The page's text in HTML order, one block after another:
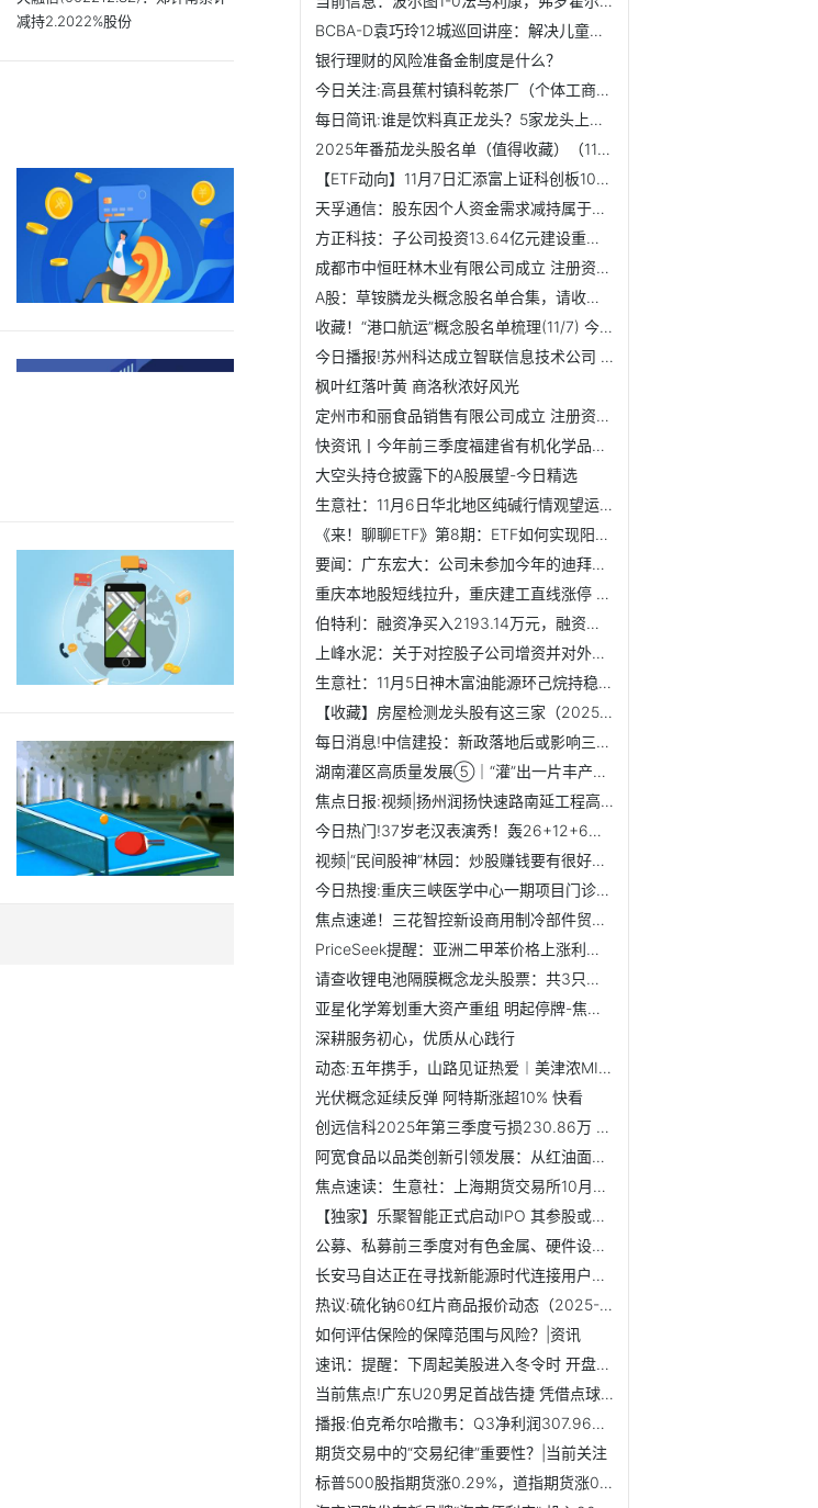
减持2.2022%股份
BCBA-D袁巧玲12城巡回讲座：解决儿童情绪行为问题可以分三步...
银行理财的风险准备金制度是什么？
今日关注:高县蕉村镇科乾茶厂（个体工商户）成立 注册资本50...
每日简讯:谁是饮料真正龙头？5家龙头上市公司值得关注（2025/11/7）
2025年番茄龙头股名单（值得收藏）（11月7日）
【ETF动向】11月7日汇添富上证科创板100ETF基金跌0.8%，份额...
天孚通信：股东因个人资金需求减持属于二级市场上股东自主决...
方正科技：子公司投资13.64亿元建设重庆生产基地人工智能扩建项目
成都市中恒旺林木业有限公司成立 注册资本50万人民币
A股：草铵膦龙头概念股名单合集，请收好（2025/11/7）
收藏！“港口航运”概念股名单梳理(11/7) 今日看点
今日播报!苏州科达成立智联信息技术公司 含AI业务
枫叶红落叶黄 商洛秋浓好风光
定州市和丽食品销售有限公司成立 注册资本5万人民币
快资讯丨今年前三季度福建省有机化学品出口稳中有进
大空头持仓披露下的A股展望-今日精选
生意社：11月6日华北地区纯碱行情观望运行
《来！聊聊ETF》第8期：ETF如何实现阳光透明的运作方式
要闻：广东宏大：公司未参加今年的迪拜航展
重庆本地股短线拉升，重庆建工直线涨停 快资讯
伯特利：融资净买入2193.14万元，融资余额5.31亿元（11-05）
上峰水泥：关于对控股子公司增资并对外收购资产的议案
生意社：11月5日神木富油能源环己烷持稳运行
【收藏】房屋检测龙头股有这三家（2025/11/4）
每日消息!中信建投：新政落地后或影响三类黄金市场参与者行为
湖南灌区高质量发展⑤｜“灌”出一片丰产田_动态
焦点日报:视频|扬州润扬快速路南延工程高架桥完成沥青摊铺，...
今日热门!37岁老汉表演秀！轰26+12+6，威少拒347万真相曝光，...
视频|“民间股神”林园：炒股赚钱要有很好的认知，凡是跟我观...
今日热搜:重庆三峡医学中心一期项目门诊试运行暨诺贝尔奖工作...
焦点速递！三花智控新设商用制冷部件贸易公司
PriceSeek提醒：亚洲二甲苯价格上涨利好 焦点简讯
请查收锂电池隔膜概念龙头股票：共3只值得珍藏（2025/11/3）|...
亚星化学筹划重大资产重组 明起停牌-焦点热闻
深耕服务初心，优质从心践行
动态:五年携手，山路见证热爱︱美津浓MIZUNO携手西湖跑山赛，...
光伏概念延续反弹 阿特斯涨超10% 快看
创远信科2025年第三季度亏损230.86万 研发费用较上年同期有所减少
阿宽食品以品类创新引领发展：从红油面皮到土豆泥泥面、魔芋...
焦点速读：生意社：上海期货交易所10月31日铜仓单上涨
【独家】乐聚智能正式启动IPO 其参股或产业链公司一览
公募、私募前三季度对有色金属、硬件设备等行业青睐有加
长安马自达正在寻找新能源时代连接用户的新方式 焦点播报
热议:硫化钠60红片商品报价动态（2025-11-02）
如何评估保险的保障范围与风险？|资讯
速讯：提醒：下周起美股进入冬令时 开盘收盘延后一小时
当前焦点!广东U20男足首战告捷 凭借点球1∶0险胜辽宁
播报:伯克希尔哈撒韦：Q3净利润307.96亿美元 现金储备达3816.7亿美元
期货交易中的“交易纪律”重要性？|当前关注
标普500股指期货涨0.29%，道指期货涨0.15%